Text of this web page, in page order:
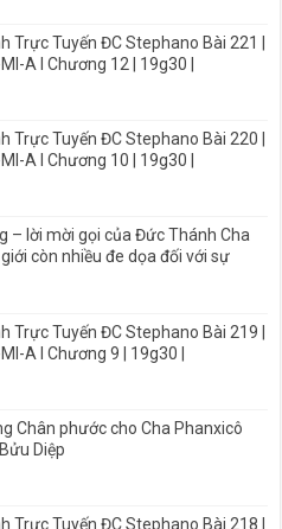
Trực Tuyến ĐC Stephano Bài 221 |
A I Chương 12 | 19g30 |
Trực Tuyến ĐC Stephano Bài 220 |
A I Chương 10 | 19g30 |
– lời mời gọi của Đức Thánh Cha
còn nhiều đe dọa đối với sự
Trực Tuyến ĐC Stephano Bài 219 |
A I Chương 9 | 19g30 |
Chân phước cho Cha Phanxicô
Diệp
Trực Tuyến ĐC Stephano Bài 218 |